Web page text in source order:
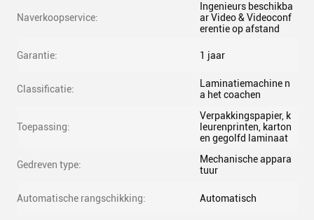
Naverkoopservice:
Ingenieurs beschikba
ar Video & Videoconf
erentie op afstand
Garantie: 1 jaar
Classificatie:
Laminatiemachine n
a het coachen
Toepassing:
Verpakkingspapier, k
leurenprinten, karton
en gegolfd laminaat
Gedreven type:
Mechanische appara
tuur
Automatische rangschikking: Automatisch